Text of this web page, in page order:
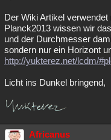
Der Wiki Artikel
Planck2013 wissen wir
und der Durchmesser
sondern nur ein Horizont
http://yukterez.net/lcdm/
Licht ins Dunkel bringend,
Africanus